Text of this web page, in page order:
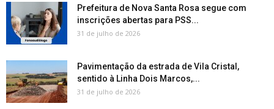
Prefeitura de Nova Santa Rosa segue com
inscrições abertas para PSS...
31 de julho de 2026
Pavimentação da estrada de Vila Cristal,
sentido à Linha Dois Marcos,...
31 de julho de 2026